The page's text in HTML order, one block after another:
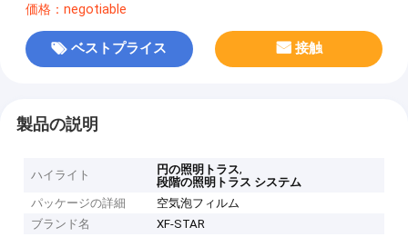
価格：negotiable
ベストプライス 接触
製品の説明
ハイライト 円の照明トラス,
段階の照明トラス システム
パッケージの詳細
空気泡フィルム
ブランド名
XF-STAR